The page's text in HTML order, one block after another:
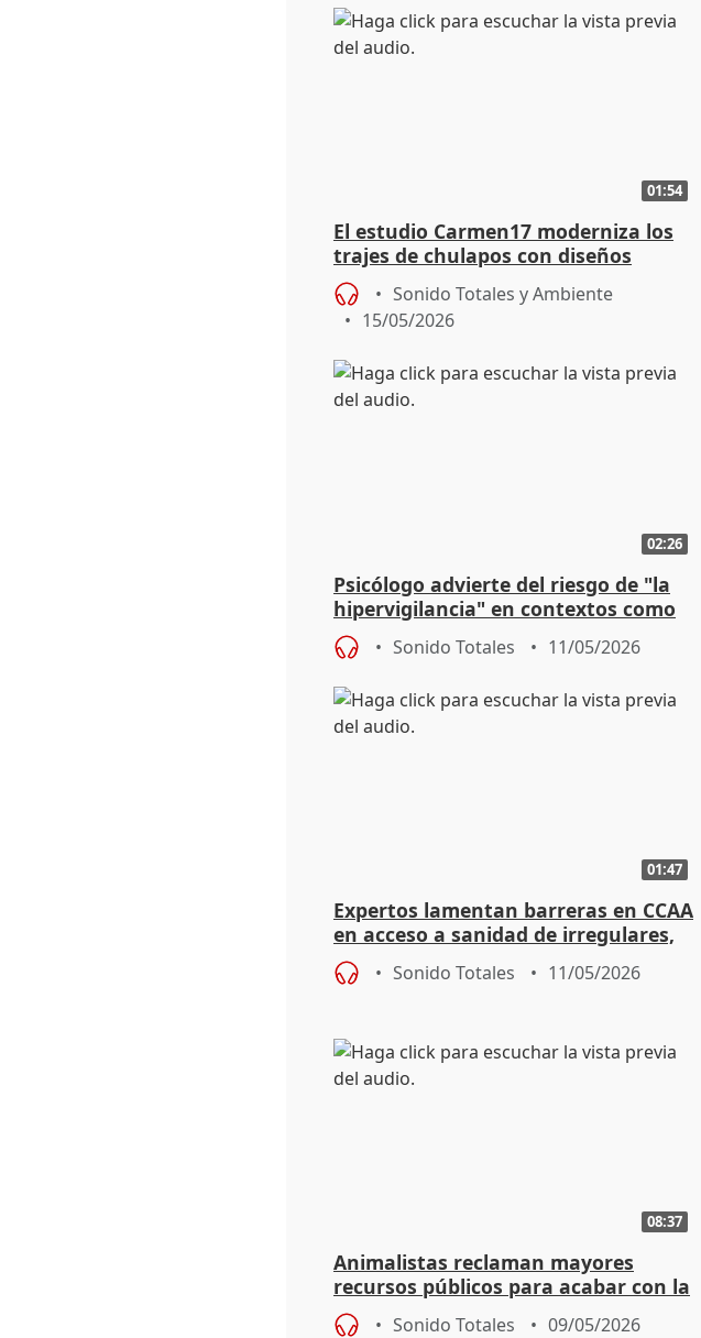
01:54
El estudio Carmen17 moderniza los
trajes de chulapos con diseños
personalizables
Sonido Totales y Ambiente
15/05/2026
02:26
Psicólogo advierte del riesgo de "la
hipervigilancia" en contextos como
el del hantavirus
Sonido Totales 11/05/2026
01:47
Expertos lamentan barreras en CCAA
en acceso a sanidad de irregulares,
clave para erradicar VIH
Sonido Totales 11/05/2026
08:37
Animalistas reclaman mayores
recursos públicos para acabar con la
experimentación animal
Sonido Totales 09/05/2026